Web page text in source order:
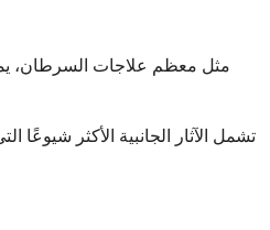
مثل معظم علاجات السرطان،
تشمل الآثار الجانبية الأكثر